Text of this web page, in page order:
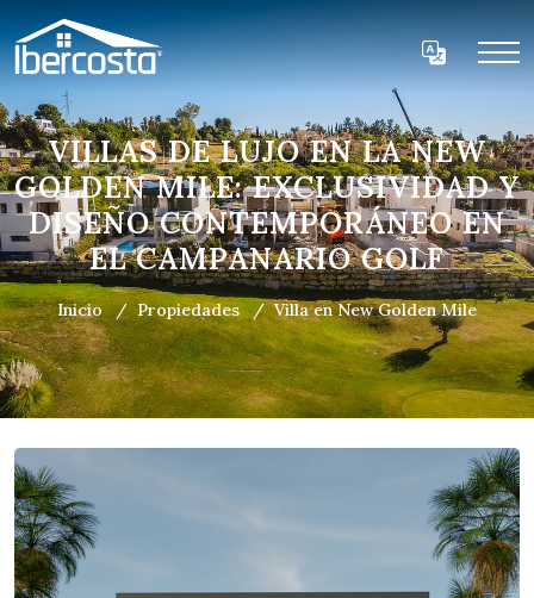
VILLAS DE LUJO EN LA NEW
GOLDEN MILE: EXCLUSIVIDAD Y
DISEÑO CONTEMPORÁNEO EN
EL CAMPANARIO GOLF
Inicio Propiedades Villa en New Golden Mile